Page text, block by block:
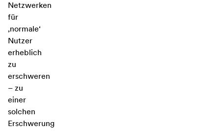
Netzwerken
für
‚normale‘
Nutzer
erheblich
zu
erschweren
– zu
einer
solchen
Erschwerung